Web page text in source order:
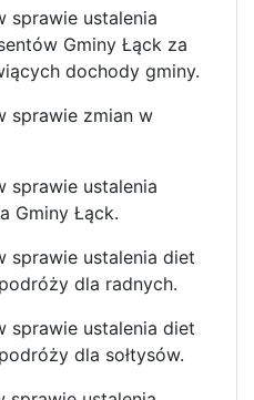
sprawie ustalenia
Gminy Łąck za
dochody gminy.
sprawie zmian w
sprawie ustalenia
Gminy Łąck.
sprawie ustalenia diet
dla radnych.
sprawie ustalenia diet
dla sołtysów.